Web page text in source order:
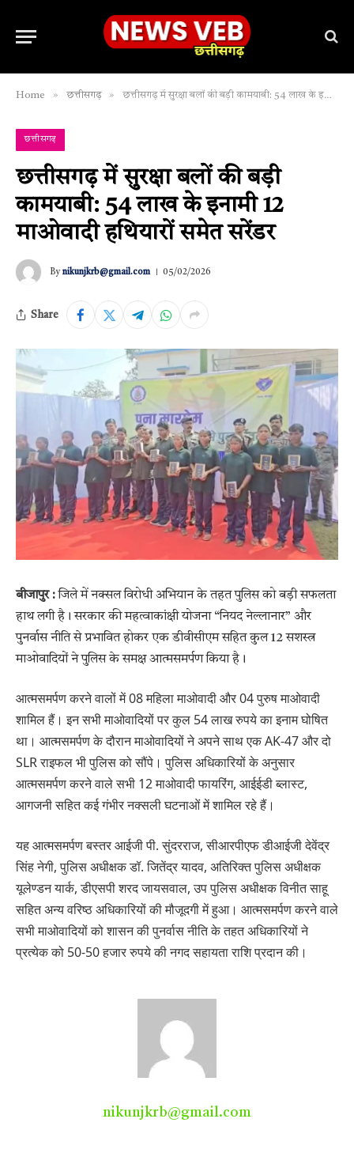
Home » छत्तीसगढ़ » छत्तीसगढ़ में सुरक्षा बलों की बड़ी कामयाबी: 54 लाख के इनामी 12 माओवादी हथियारों समेत सरेंडर
छत्तीसगढ़
छत्तीसगढ़ में सुरक्षा बलों की बड़ी
कामयाबी: 54 लाख के इनामी 12
माओवादी हथियारों समेत सरेंडर
By nikunjkrb@gmail.com 05/02/2026
Share
बीजापुर :जिले में नक्सल विरोधी अभियान के तहत पुलिस को बड़ी सफलता
हाथ लगी है। सरकार की महत्वाकांक्षी योजना “नियद नेल्लानार” और
पुनर्वास नीति से प्रभावित होकर एक डीवीसीएम सहित कुल 12 सशस्त्र
माओवादियों ने पुलिस के समक्ष आत्मसमर्पण किया है।
आत्मसमर्पण करने वालों में 08 महिला माओवादी और 04 पुरुष माओवादी
शामिल हैं। इन सभी माओवादियों पर कुल 54 लाख रुपये का इनाम घोषित
था। आत्मसमर्पण के दौरान माओवादियों ने अपने साथ एक AK-47 और दो
SLR राइफल भी पुलिस को सौंपे। पुलिस अधिकारियों के अनुसार
आत्मसमर्पण करने वाले सभी 12 माओवादी फायरिंग, आईईडी ब्लास्ट,
आगजनी सहित कई गंभीर नक्सली घटनाओं में शामिल रहे हैं।
यह आत्मसमर्पण बस्तर आईजी पी. सुंदरराज, सीआरपीएफ डीआईजी देवेंद्र
सिंह नेगी, पुलिस अधीक्षक डॉ. जितेंद्र यादव, अतिरिक्त पुलिस अधीक्षक
यूलेण्डन यार्क, डीएसपी शरद जायसवाल, उप पुलिस अधीक्षक विनीत साहू
सहित अन्य वरिष्ठ अधिकारियों की मौजूदगी में हुआ। आत्मसमर्पण करने वाले
सभी माओवादियों को शासन की पुनर्वास नीति के तहत अधिकारियों ने
प्रत्येक को 50-50 हजार रुपये की नगद सहायता राशि प्रदान की।
nikunjkrb@gmail.com